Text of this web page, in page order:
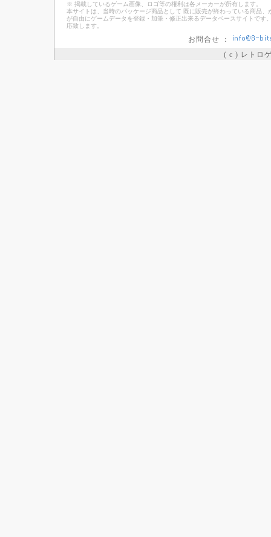
※ 掲載しているゲーム画像、ロゴ等の権利は各メーカーが所有します。
本サイトは、当時のパッケージ商品として 既に販売が終わっている商品
が自由にゲームデータを登録・加筆・修正出来るデータベースサイトで
応致します。
お問合せ ：
( c ) レトロ